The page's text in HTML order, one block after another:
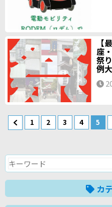
【
座
祭
例
1 2 3 4 5
カ